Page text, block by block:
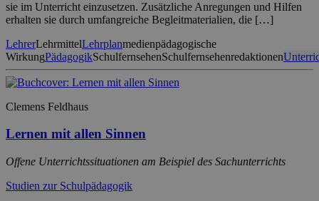
sie im Unterricht einzusetzen. Zusätzliche Anregungen und Hilfen
erhalten sie durch umfangreiche Begleitmaterialien, die […]
LehrerLehrmittelLehrplanmedienpädagogische
WirkungPädagogikSchulfernsehenSchulfernsehenredaktionen
Clemens Feldhaus
Lernen mit allen Sinnen
Offene Unterrichtssituationen am Beispiel des Sachunterrichts
Studien zur Schulpädagogik